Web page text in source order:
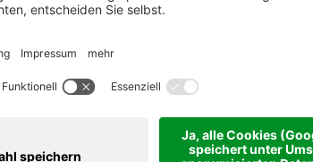
Weitere Dokumente